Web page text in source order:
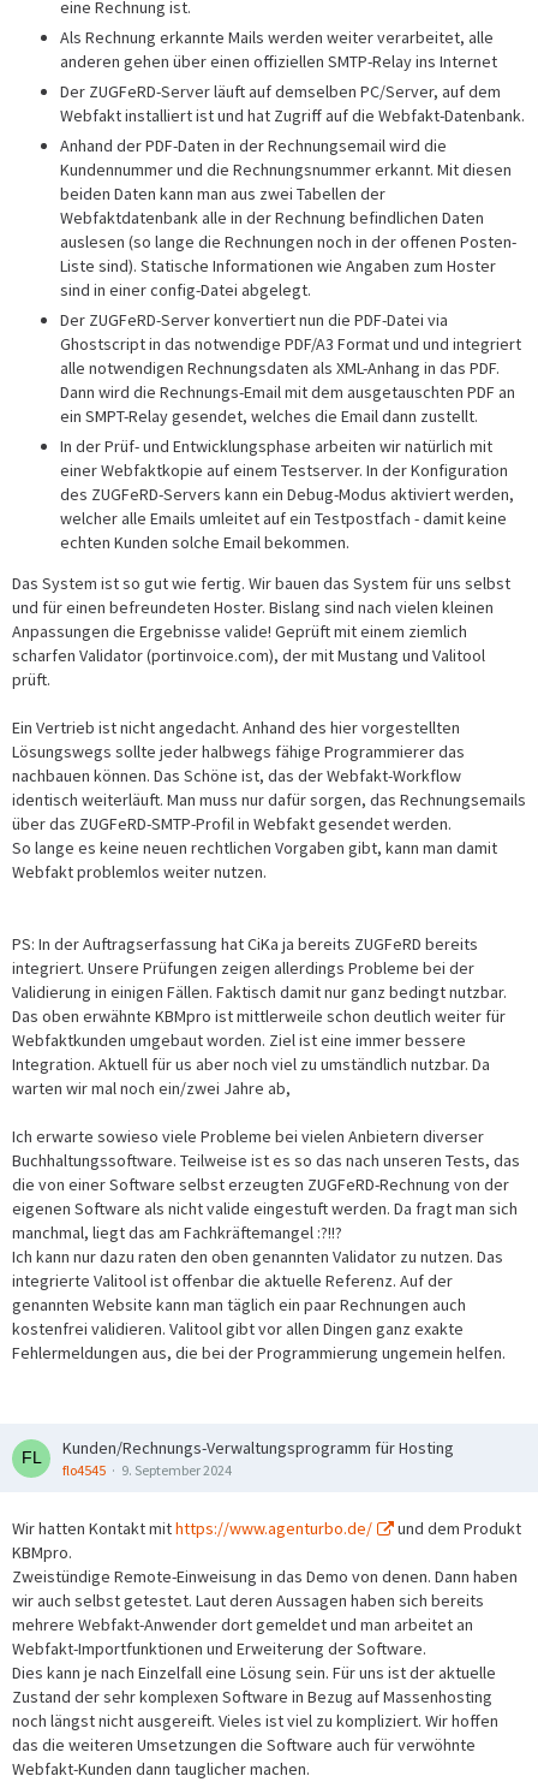
eine Rechnung ist.
Als Rechnung erkannte Mails werden weiter verarbeitet, alle
anderen gehen über einen offiziellen SMTP-Relay ins Internet
Der ZUGFeRD-Server läuft auf demselben PC/Server, auf dem
Webfakt installiert ist und hat Zugriff auf die Webfakt-Datenbank.
Anhand der PDF-Daten in der Rechnungsemail wird die
Kundennummer und die Rechnungsnummer erkannt. Mit diesen
beiden Daten kann man aus zwei Tabellen der
Webfaktdatenbank alle in der Rechnung befindlichen Daten
auslesen (so lange die Rechnungen noch in der offenen Posten-
Liste sind). Statische Informationen wie Angaben zum Hoster
sind in einer config-Datei abgelegt.
Der ZUGFeRD-Server konvertiert nun die PDF-Datei via
Ghostscript in das notwendige PDF/A3 Format und und integriert
alle notwendigen Rechnungsdaten als XML-Anhang in das PDF.
Dann wird die Rechnungs-Email mit dem ausgetauschten PDF an
ein SMPT-Relay gesendet, welches die Email dann zustellt.
In der Prüf- und Entwicklungsphase arbeiten wir natürlich mit
einer Webfaktkopie auf einem Testserver. In der Konfiguration
des ZUGFeRD-Servers kann ein Debug-Modus aktiviert werden,
welcher alle Emails umleitet auf ein Testpostfach - damit keine
echten Kunden solche Email bekommen.
Das System ist so gut wie fertig. Wir bauen das System für uns selbst
und für einen befreundeten Hoster. Bislang sind nach vielen kleinen
Anpassungen die Ergebnisse valide! Geprüft mit einem ziemlich
scharfen Validator (portinvoice.com), der mit Mustang und Valitool
prüft.
Ein Vertrieb ist nicht angedacht. Anhand des hier vorgestellten
Lösungswegs sollte jeder halbwegs fähige Programmierer das
nachbauen können. Das Schöne ist, das der Webfakt-Workflow
identisch weiterläuft. Man muss nur dafür sorgen, das Rechnungsemails
über das ZUGFeRD-SMTP-Profil in Webfakt gesendet werden.
So lange es keine neuen rechtlichen Vorgaben gibt, kann man damit
Webfakt problemlos weiter nutzen.
PS: In der Auftragserfassung hat CiKa ja bereits ZUGFeRD bereits
integriert. Unsere Prüfungen zeigen allerdings Probleme bei der
Validierung in einigen Fällen. Faktisch damit nur ganz bedingt nutzbar.
Das oben erwähnte KBMpro ist mittlerweile schon deutlich weiter für
Webfaktkunden umgebaut worden. Ziel ist eine immer bessere
Integration. Aktuell für us aber noch viel zu umständlich nutzbar. Da
warten wir mal noch ein/zwei Jahre ab,
Ich erwarte sowieso viele Probleme bei vielen Anbietern diverser
Buchhaltungssoftware. Teilweise ist es so das nach unseren Tests, das
die von einer Software selbst erzeugten ZUGFeRD-Rechnung von der
eigenen Software als nicht valide eingestuft werden. Da fragt man sich
manchmal, liegt das am Fachkräftemangel :?!!?
Ich kann nur dazu raten den oben genannten Validator zu nutzen. Das
integrierte Valitool ist offenbar die aktuelle Referenz. Auf der
genannten Website kann man täglich ein paar Rechnungen auch
kostenfrei validieren. Valitool gibt vor allen Dingen ganz exakte
Fehlermeldungen aus, die bei der Programmierung ungemein helfen.
Kunden/Rechnungs-Verwaltungsprogramm für Hosting
flo4545 9. September 2024
Wir hatten Kontakt mithttps://www.agenturbo.de/
und dem Produkt
KBMpro.
Zweistündige Remote-Einweisung in das Demo von denen. Dann haben
wir auch selbst getestet. Laut deren Aussagen haben sich bereits
mehrere Webfakt-Anwender dort gemeldet und man arbeitet an
Webfakt-Importfunktionen und Erweiterung der Software.
Dies kann je nach Einzelfall eine Lösung sein. Für uns ist der aktuelle
Zustand der sehr komplexen Software in Bezug auf Massenhosting
noch längst nicht ausgereift. Vieles ist viel zu kompliziert. Wir hoffen
das die weiteren Umsetzungen die Software auch für verwöhnte
Webfakt-Kunden dann tauglicher machen.